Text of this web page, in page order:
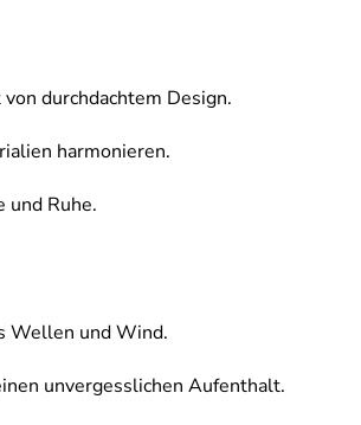
durchdachtem Design.
harmonieren.
und Ruhe.
Wellen und Wind.
unvergesslichen Aufenthalt.